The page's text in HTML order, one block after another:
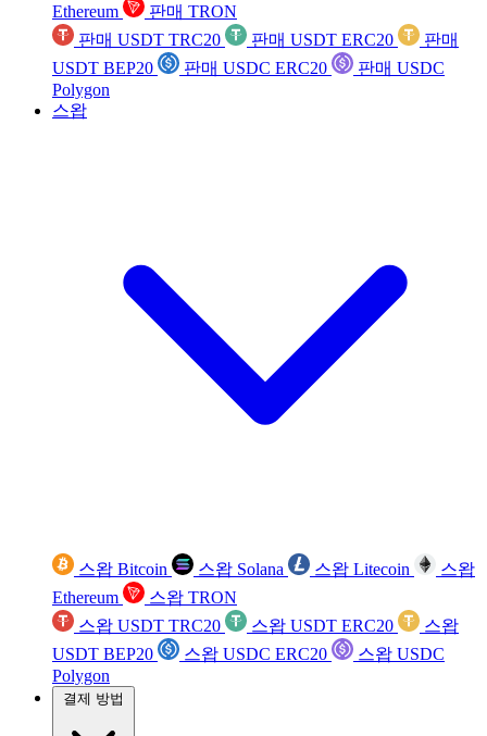
Ethereum
판매 TRON
판매 USDT TRC20
판매 USDT ERC20
판매
USDT BEP20
판매 USDC ERC20
판매 USDC
Polygon
스왑
스왑 Bitcoin 스왑 Solana 스왑 Litecoin
스왑
Ethereum
스왑 TRON
스왑 USDT TRC20
스왑 USDT ERC20
스왑
USDT BEP20
스왑 USDC ERC20
스왑 USDC
Polygon
결제 방법